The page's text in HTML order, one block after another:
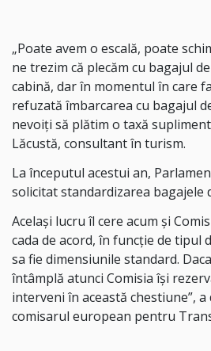
„Poate avem o escală, poate
ne trezim că plecăm cu bagajul
cabină, dar în momentul în care
refuzată îmbarcarea cu bagajul
nevoiţi să plătim o taxă
Lăcustă, consultant în turism.
La începutul acestui an,
solicitat standardizarea bagajele
Acelaşi lucru îl cere acum şi
cada de acord, în funcţie de tipul
sa fie dimensiunile standard.
întâmplă atunci Comisia îşi
interveni în această chestiune”,
comisarul european pentru